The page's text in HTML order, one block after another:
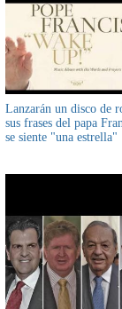
Lanzarán un disco de
sus frases del papa
se siente "una estrella"